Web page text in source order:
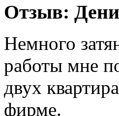
Отзыв:
Немного
работы мне
двух
фирме.